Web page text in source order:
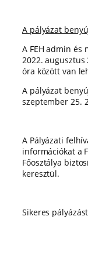
A pályázat
A FEH admin és
2022. augusztus
óra között van
A pályázat
szeptember 25.
A Pályázati
információkat a
Főosztálya
keresztül.
Sikeres